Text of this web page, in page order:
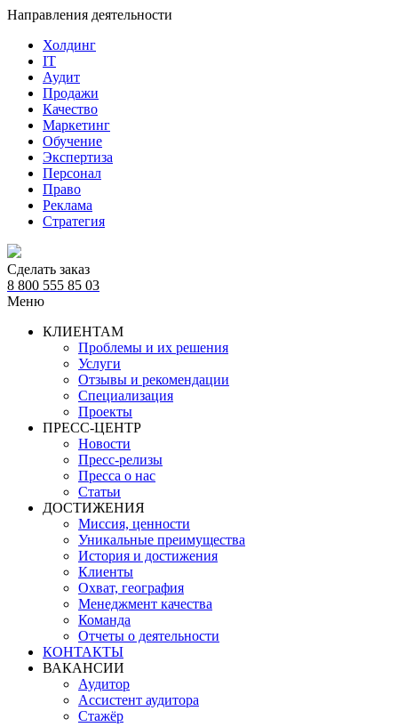
Направления деятельности
Холдинг
IT
Аудит
Продажи
Качество
Маркетинг
Обучение
Экспертиза
Персонал
Право
Реклама
Стратегия
Сделать заказ
8 800 555 85 03
Меню
КЛИЕНТАМ
Проблемы и их решения
Услуги
Отзывы и рекомендации
Специализация
Проекты
ПРЕСС-ЦЕНТР
Новости
Пресс-релизы
Пресса о нас
Статьи
ДОСТИЖЕНИЯ
Миссия, ценности
Уникальные преимущества
История и достижения
Клиенты
Охват, география
Менеджмент качества
Команда
Отчеты о деятельности
КОНТАКТЫ
ВАКАНСИИ
Аудитор
Ассистент аудитора
Стажёр